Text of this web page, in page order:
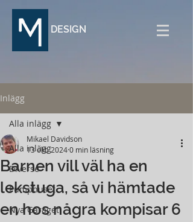
DESIGN
Inlägg
Alla inlägg
Diverse
Pumphuset
Nya Garaget
Alla inlägg
Barnen vill väl ha en
lekstuga, så vi hämtade
en hos några kompisar 6
Mikael Davidson
13 okt. 20240 min läsning